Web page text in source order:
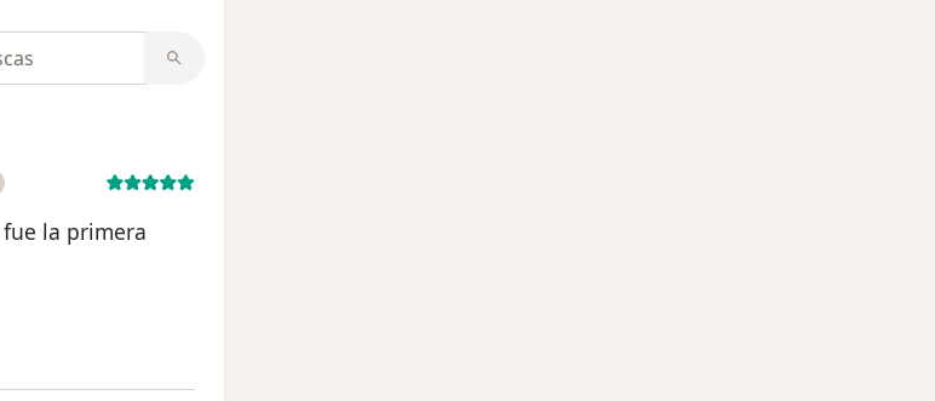
la primera